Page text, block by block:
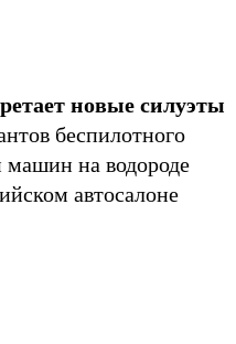
новые силуэты
беспилотного
на водороде
автосалоне